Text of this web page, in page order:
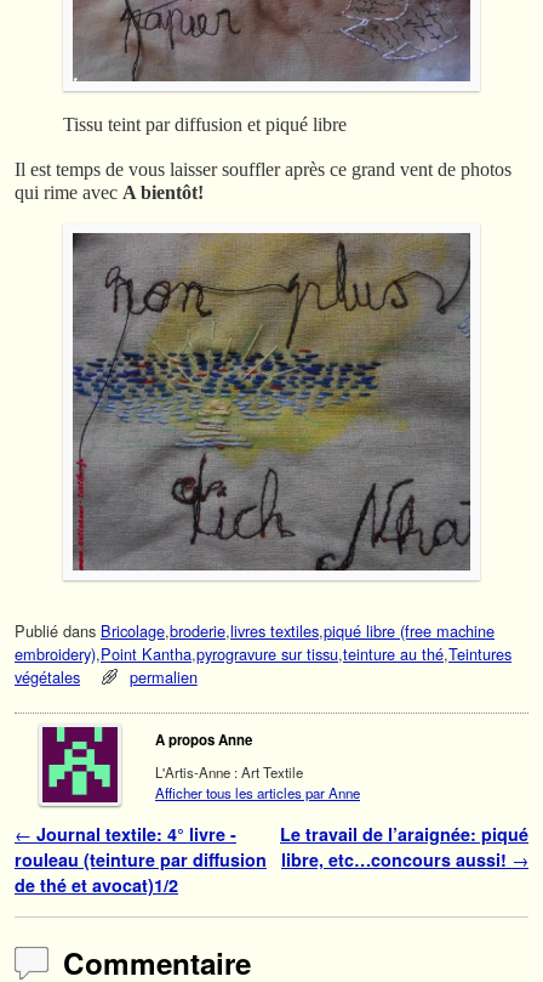
Tissu teint par diffusion et piqué libre
Il est temps de vous laisser souffler après ce grand vent de photos
qui rime avec A bientôt!
Publié dans Bricolage,broderie,livres textiles,piqué libre (free machine
embroidery),Point Kantha,pyrogravure sur tissu,teinture au thé,Teintures
végétales
permalien
A propos Anne
L'Artis-Anne : Art Textile
Afficher tous les articles par Anne
Navigation des articles
← Journal textile: 4° livre -
rouleau (teinture par diffusion
de thé et avocat)1/2
Le travail de l’araignée: piqué
libre, etc…concours aussi! →
Commentaire